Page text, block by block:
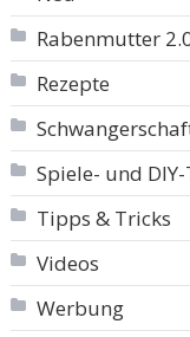
Rabenmutter
Rezepte
Spiele- und
Tipps & Tricks
Videos
Werbung